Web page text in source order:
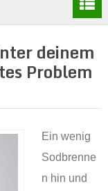
deinem
Problem
Ein wenig
Sodbrenne
n hin und